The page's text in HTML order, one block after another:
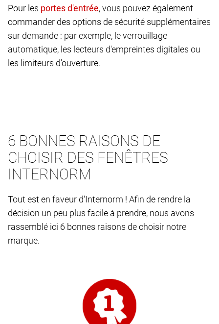
Pour les
, vous pouvez également
commander des options de sécurité supplémentaires
sur demande : par exemple, le verrouillage
automatique, les lecteurs d'empreintes digitales ou
les limiteurs d'ouverture.
6 BONNES RAISONS DE
CHOISIR DES FENÊTRES
INTERNORM
Tout est en faveur d'Internorm ! Afin de rendre la
décision un peu plus facile à prendre, nous avons
rassemblé ici 6 bonnes raisons de choisir notre
marque.